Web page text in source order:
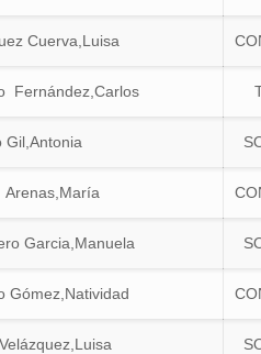
Cuerva,Luisa
Fernández,Carlos
Gil,Antonia
Arenas,María
Garcia,Manuela
Gómez,Natividad